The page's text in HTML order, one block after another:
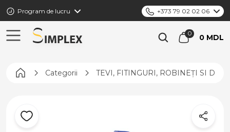
Program de lucru +373 79 02 02 06
0 MDL
Pagina principală
Categorii TEVI, FITINGURI, ROBINEȚI SI